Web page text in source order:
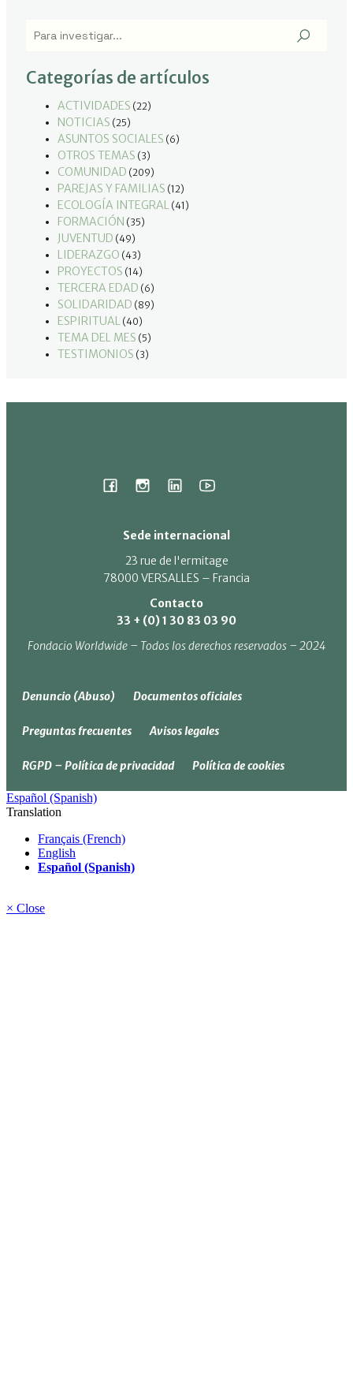
Categorías de artículos
ACTIVIDADES (22)
NOTICIAS (25)
ASUNTOS SOCIALES (6)
OTROS TEMAS (3)
COMUNIDAD (209)
PAREJAS Y FAMILIAS (12)
ECOLOGÍA INTEGRAL (41)
FORMACIÓN (35)
JUVENTUD (49)
LIDERAZGO (43)
PROYECTOS (14)
TERCERA EDAD (6)
SOLIDARIDAD (89)
ESPIRITUAL (40)
TEMA DEL MES (5)
TESTIMONIOS (3)
Sede internacional
23 rue de l'ermitage
78000 VERSALLES – Francia
Contacto
33 + (0) 1 30 83 03 90
Fondacio Worldwide – Todos los derechos reservados – 2024
Denuncio (Abuso) Documentos oficiales
Preguntas frecuentes Avisos legales
RGPD – Política de privacidad Política de cookies
Español (Spanish)
Translation
Français (French)
English
Español (Spanish)
× Close